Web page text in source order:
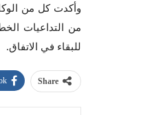
وأكدت كل من
من التداعيات
للبقاء في الاتفاق.
Share